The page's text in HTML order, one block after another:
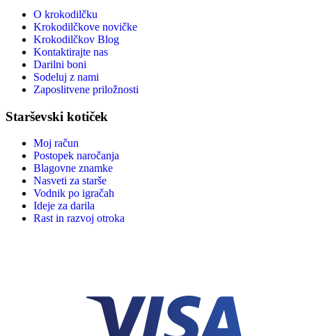
O krokodilčku
Krokodilčkove novičke
Krokodilčkov Blog
Kontaktirajte nas
Darilni boni
Sodeluj z nami
Zaposlitvene priložnosti
Starševski kotiček
Moj račun
Postopek naročanja
Blagovne znamke
Nasveti za starše
Vodnik po igračah
Ideje za darila
Rast in razvoj otroka